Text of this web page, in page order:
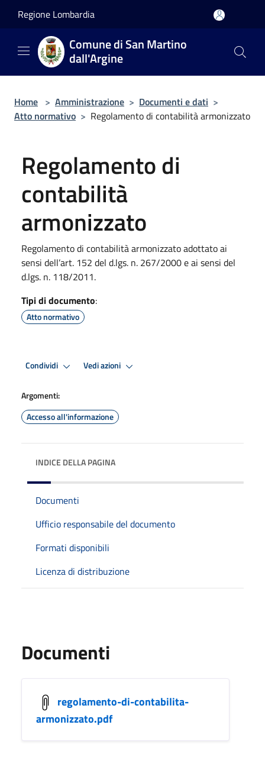
Regione Lombardia
Comune di San Martino
dall'Argine
Home > Amministrazione > Documenti e dati >
Atto normativo > Regolamento di contabilità armonizzato
Regolamento di
contabilità
armonizzato
Regolamento di contabilità armonizzato adottato ai
sensi dell’art. 152 del d.lgs. n. 267/2000 e ai sensi del
d.lgs. n. 118/2011.
Tipi di documento:
Atto normativo
Condividi Vedi azioni
Argomenti:
Accesso all'informazione
INDICE DELLA PAGINA
Documenti
Ufficio responsabile del documento
Formati disponibili
Licenza di distribuzione
Documenti
regolamento-di-contabilita-
armonizzato.pdf